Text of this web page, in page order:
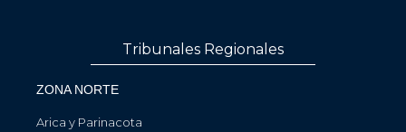
Tribunales Regionales
ZONA NORTE
Arica y Parinacota